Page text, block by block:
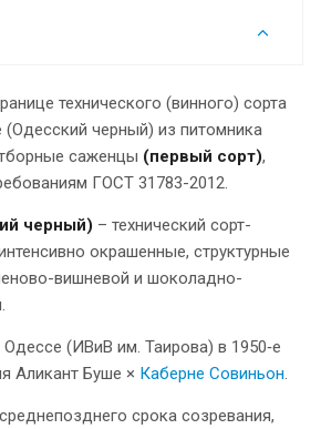
технического (винного) сорта
(Одесский черный) из питомника
саженцы (первый сорт),
ГОСТ 31783-2012.
черный) – технический сорт-
окрашенные, структурные
вишневой и шоколадно-
(ИВиВ им. Таирова) в 1950‑е
Аликант Буше × Каберне Совиньон.
срока созревания,